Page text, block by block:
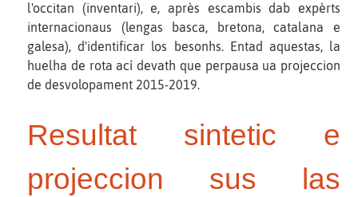
l'occitan (inventari), e, après escambis dab expèrts
internacionaus (lengas basca, bretona, catalana e
galesa), d'identificar los besonhs. Entad aquestas, la
huelha de rota ací devath que perpausa ua projeccion
de desvolopament 2015-2019.
Resultat sintetic e
projeccion sus las